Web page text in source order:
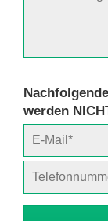
werden